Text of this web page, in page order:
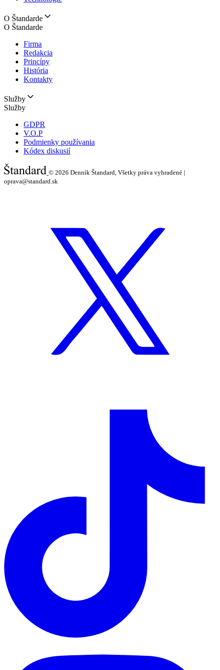
O Štandarde
O Štandarde
Firma
Redakcia
Princípy
História
Kontakty
Služby
Služby
GDPR
V.O.P
Podmienky používania
Kódex diskusií
© 2026 Denník Štandard, Všetky práva vyhradené |
oprava@standard.sk